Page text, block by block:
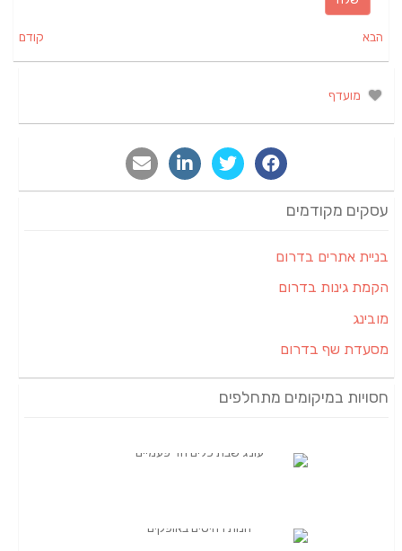
קודם הבא
מועדף
עסקים מקודמים
בניית אתרים בדרום
הקמת גינות בדרום
מובינג
מסעדת שף בדרום
חסויות במיקומים מתחלפים